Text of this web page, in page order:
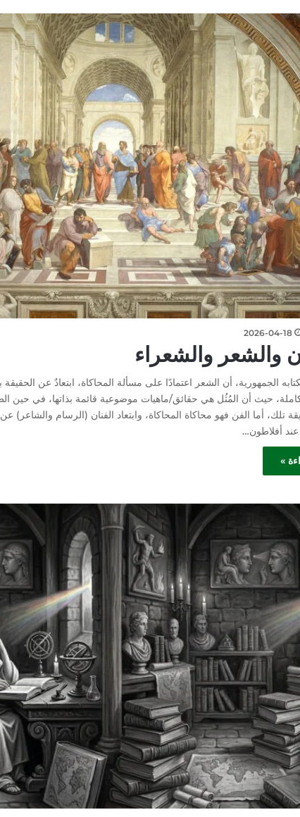
2026-04-18
والشعر والشعراء
الجمهورية، أن الشعر اعتمادًا على مسألة المحاكاة، ابتعادٌ عن
حيث أن المُثُل هي حقائق/ماهيات موضوعية قائمة بذاتها، في حين
تلك، أما الفن فهو محاكاة المحاكاة، وابتعاد الفنان (الرسام والشاعر)
أفلاطون…
»